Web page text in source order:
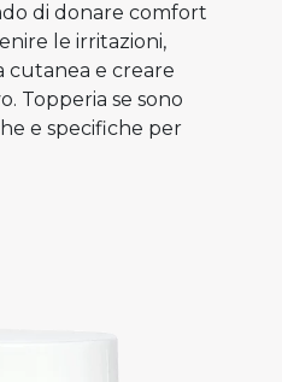
di donare comfort
le irritazioni,
cutanea e creare
Topperia se sono
e specifiche per